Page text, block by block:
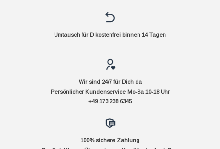
Umtausch für D kostenfrei binnen 14 Tagen
Wir sind 24/7 für Dich da
Persönlicher Kundenservice Mo-Sa 10-18 Uhr
+49 173 238 6345
100% sichere Zahlung